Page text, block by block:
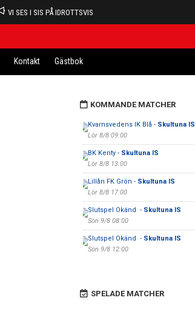
VI SES I SIS PÅ IDROTTSVIS
Kontakt Gästbok
KOMMANDE MATCHER
Kvarnsvedens IK Blå - Skultuna IS
Lör 8/8 09:00
BK Kenty - Skultuna IS
Lör 8/8 13:00
Lillån FK Grön - Skultuna IS
Lör 8/8 17:00
Slutspel Okänd - Skultuna IS
Sön 9/8 08:00
Slutspel Okänd - Skultuna IS
Sön 9/8 12:00
SPELADE MATCHER